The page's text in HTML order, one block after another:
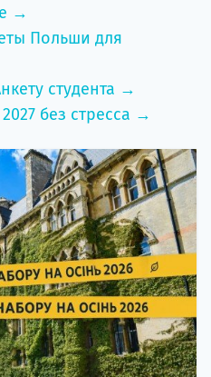
→
Польши для
студента →
без стресса →